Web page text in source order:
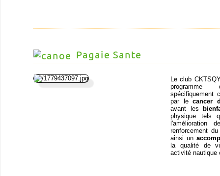
Pagaie Sante
Le club
spécifiquement
par lecancer
avant les
physique tels
l'amélioration
renforcement
ainsi un
la qualité de
activité nautique